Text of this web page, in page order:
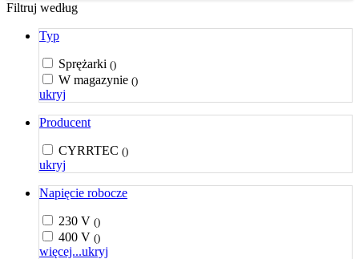
Filtruj według
Typ
Sprężarki ()
W magazynie ()
ukryj
Producent
CYRRTEC ()
ukryj
Napięcie robocze
230 V ()
400 V ()
więcej...ukryj